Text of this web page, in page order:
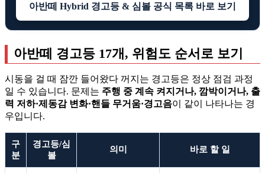
아반떼 Hybrid 경고등 & 심볼 공식 목록 바로 보기
아반떼 경고등 17개, 위험도 순서로 보기
시동을 걸 때 잠깐 들어왔다 꺼지는 경고등은 정상 점검 과정
일 수 있습니다. 문제는 주행 중 계속 켜지거나, 깜박이거나, 출
력 저하·제동감 변화·핸들 무거움·경고음이 같이 나타나는 경
우입니다.
구
분
경고등/심
볼
의미 바로 할 일